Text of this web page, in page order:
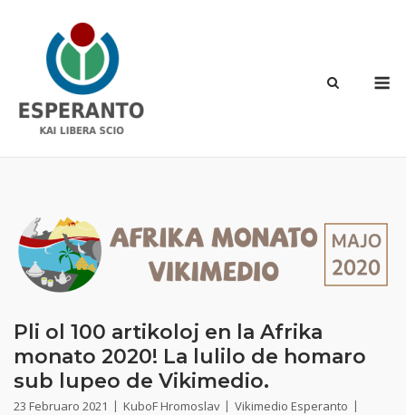
content
Pli ol 100 artikoloj en la Afrika
monato 2020! La lulilo de homaro
sub lupeo de Vikimedio.
23 Februaro 2021 KuboF Hromoslav
Vikimedio Esperanto